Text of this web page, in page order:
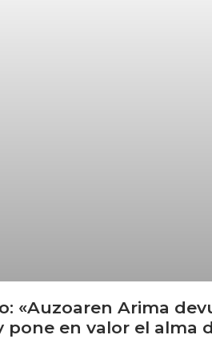
«Auzoaren Arima
pone en valor el alma